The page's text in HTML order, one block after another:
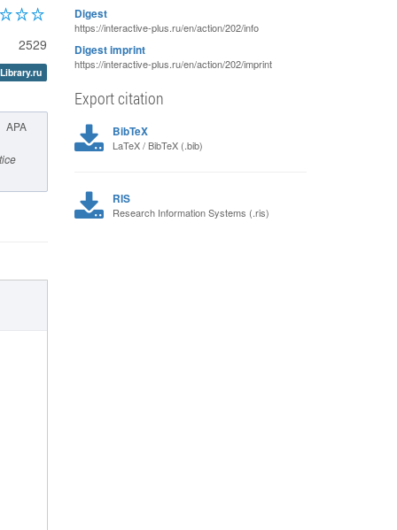
2529
APA
Digest
https://interactive-plus.ru/en/action/202/info
Digest imprint
https://interactive-plus.ru/en/action/202/imprint
Export citation
BibTeX
LaTeX / BibTeX (.bib)
RIS
Research Information Systems (.ris)